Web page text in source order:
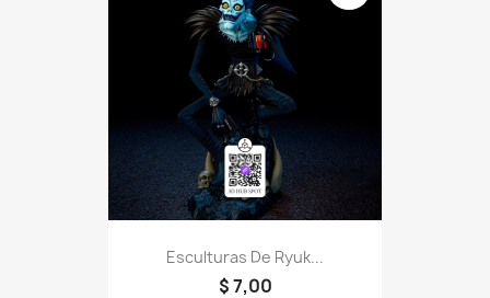
Esculturas De Ryuk...
$ 7,00